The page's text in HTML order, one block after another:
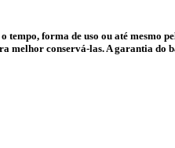
forma de uso ou até mesmo
melhor conservá-las. A garantia do